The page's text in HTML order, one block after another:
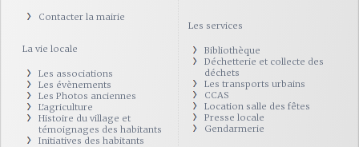
Contacter la mairie
La vie locale
Les associations
Les évènements
Les Photos anciennes
L'agriculture
Histoire du village et
témoignages des habitants
Initiatives des habitants
Les services
Bibliothèque
Déchetterie et collecte des
déchets
Les transports urbains
CCAS
Location salle des fêtes
Presse locale
Gendarmerie